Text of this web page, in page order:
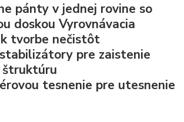
pánty v jednej rovine so
doskouVyrovnávacia
tvorbe nečistôt
pre zaistenie
tesnenie pre utesnenie